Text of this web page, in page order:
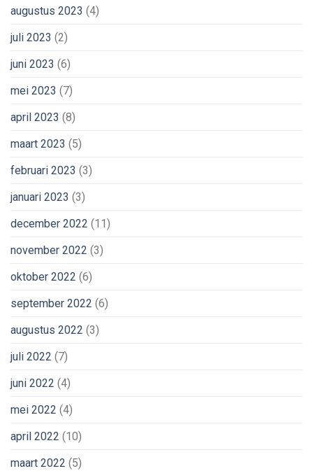
augustus 2023 (4)
juli 2023 (2)
juni 2023 (6)
mei 2023 (7)
april 2023 (8)
maart 2023 (5)
februari 2023 (3)
januari 2023 (3)
december 2022 (11)
november 2022 (3)
oktober 2022 (6)
september 2022 (6)
augustus 2022 (3)
juli 2022 (7)
juni 2022 (4)
mei 2022 (4)
april 2022 (10)
maart 2022 (5)